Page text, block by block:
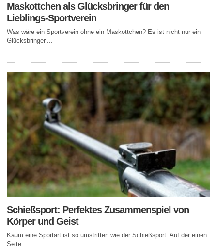
Maskottchen als Glücksbringer für den
Lieblings-Sportverein
Was wäre ein Sportverein ohne ein Maskottchen? Es ist nicht nur ein
Glücksbringer,...
Schießsport: Perfektes Zusammenspiel von
Körper und Geist
Kaum eine Sportart ist so umstritten wie der Schießsport. Auf der einen
Seite...